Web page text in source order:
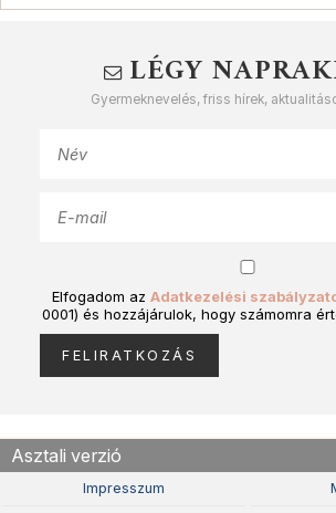
LÉGY
Gyermeknevelés, friss hírek,
Elfogadom az Adatkezelési
0001) és hozzájárulok, hogy számomra
Asztali verzió
Impresszum